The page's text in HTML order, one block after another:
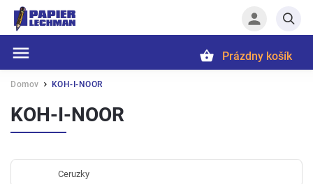
Prázdny košík
Domov / KOH-I-NOOR
KOH-I-NOOR
Ceruzky